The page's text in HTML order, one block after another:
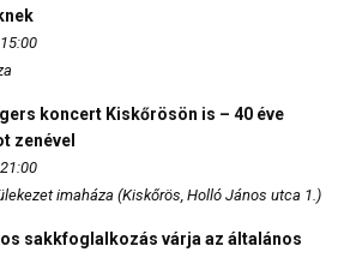
koncert Kiskőrösön is – 40 éve
zenével
imaháza (Kiskőrös, Holló János utca 1.)
sakkfoglalkozás várja az általános